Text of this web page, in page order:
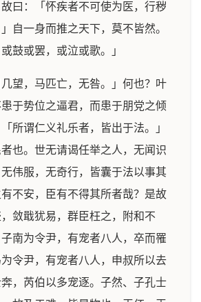
曰：「怀疾者不可使为医，行秽
自一身而推之天下，莫不皆然。
鼓或罢，或泣或歌。」
几望，马匹亡，无咎。」何也？叶
于势位之逼君，而患于朋党之倾
所谓仁义礼乐者，皆出于法。」
也。世无请谒任举之人，无闻识
伟服，无奇行，皆囊于法以事其
不安，臣有不得其所者哉？是故
敛戢犹易，群臣枉之，附和不
南为令尹，有宠者八人，卒而罹
令尹，有宠者八人，申叔所以去
，芮伯以多宠逐。子然、子孔士